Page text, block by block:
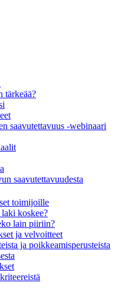
tärkeää?
saavutettavuus -webinaari
saavutettavuudesta
toimijoille
koskee?
lain piiriin?
ja velvoitteet
ja poikkeamisperusteista